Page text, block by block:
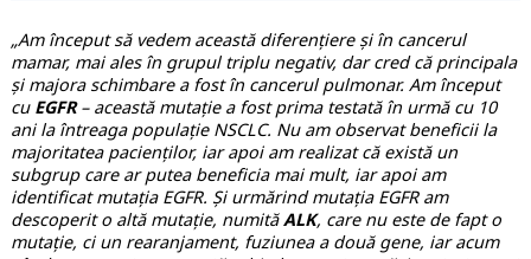
„Am început să vedem această diferențiere și în cancerul
mamar, mai ales în grupul triplu negativ, dar cred că principala
și majora schimbare a fost în cancerul pulmonar. Am început
cu EGFR– această mutație a fost prima testată în urmă cu 10
ani la întreaga populație NSCLC. Nu am observat beneficii la
majoritatea pacienților, iar apoi am realizat că există un
subgrup care ar putea beneficia mai mult, iar apoi am
identificat mutația EGFR. Și urmărind mutația EGFR am
descoperit o altă mutație, numităALK, care nu este de fapt o
mutație, ci un rearanjament, fuziunea a două gene, iar acum